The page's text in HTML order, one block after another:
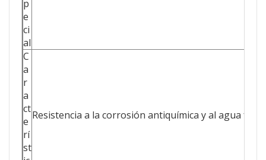
p
e
ci
al
C
a
r
a
ct
e
rí
st
Resistencia a la corrosión antiquímica y al agua